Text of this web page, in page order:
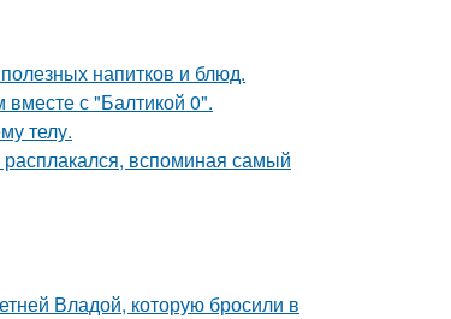
напитков и блюд.
с "Балтикой 0".
телу.
вспоминая самый
Владой, которую бросили в